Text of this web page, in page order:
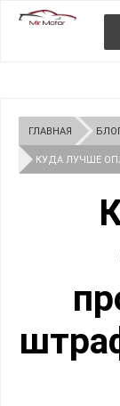
ГЛАВНАЯ
КУДА ЛУЧШЕ